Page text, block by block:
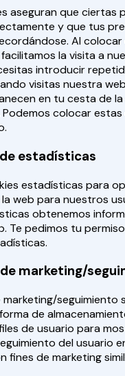
aseguran que ciertas
y que tus
Al
la visita a
introducir
visitas nuestra
en tu cesta de
colocar
estadísticas
estadísticas para
web para nuestros
obtenemos
Te pedimos tu
marketing/
seguimiento
de
de usuario para
del usuario
fines de marketing